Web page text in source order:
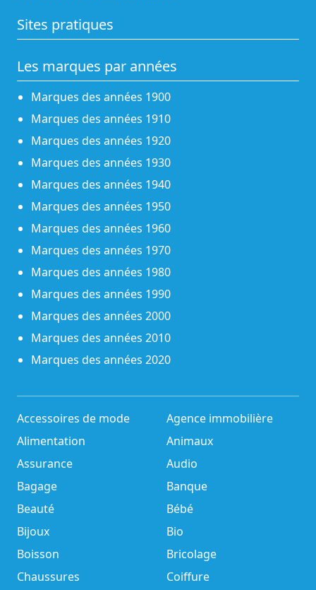
Sites pratiques
Les marques par années
Marques des années 1900
Marques des années 1910
Marques des années 1920
Marques des années 1930
Marques des années 1940
Marques des années 1950
Marques des années 1960
Marques des années 1970
Marques des années 1980
Marques des années 1990
Marques des années 2000
Marques des années 2010
Marques des années 2020
Accessoires de mode
Agence immobilière
Alimentation
Animaux
Assurance
Audio
Bagage
Banque
Beauté
Bébé
Bijoux
Bio
Boisson
Bricolage
Chaussures
Coiffure